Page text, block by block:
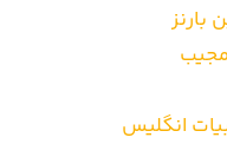
ادبیات نمایشی
بارنز
انگلیس